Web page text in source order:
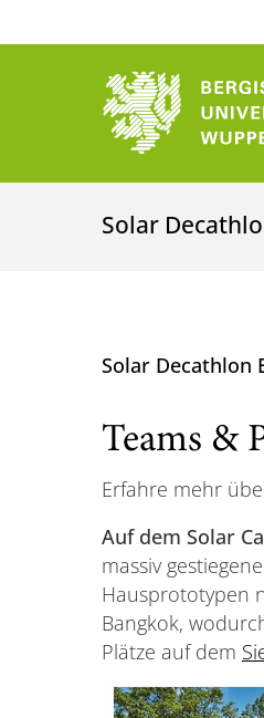
Solar
Solar Decathlon
Teams &
Erfahre mehr
Auf dem Solar
massiv
Hausprototypen
Bangkok,
Plätze auf dem